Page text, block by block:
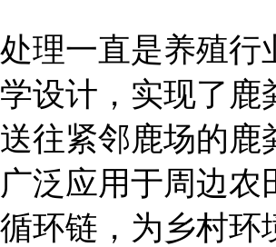
理一直是养殖
设计，实现了
往紧邻鹿场的
泛应用于周边
环链，为乡村环